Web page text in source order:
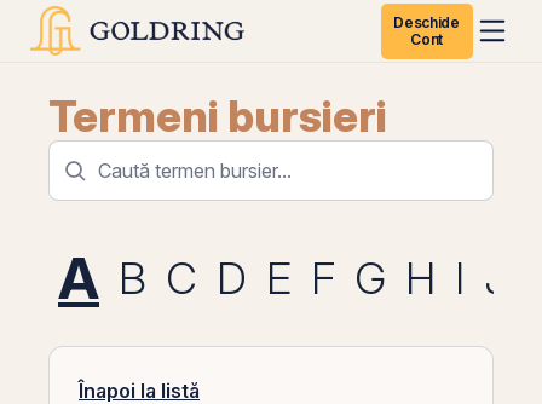
Deschide
Cont
Termeni bursieri
A B C D E F G H I J
Înapoi la listă